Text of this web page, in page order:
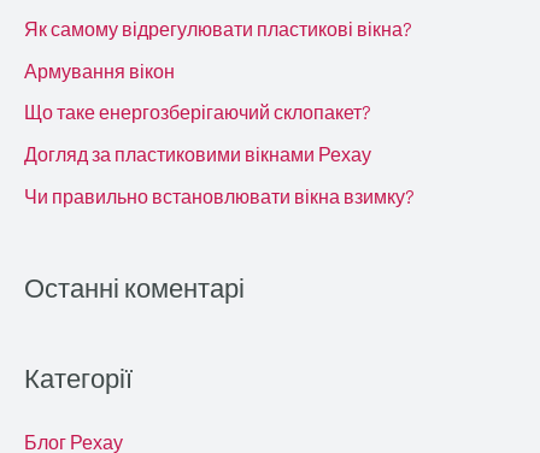
т
Як самому відрегулювати пластикові вікна?
Армування вікон
Що таке енергозберігаючий склопакет?
Догляд за пластиковими вікнами Рехау
Чи правильно встановлювати вікна взимку?
Останні коментарі
Категорії
Блог Рехау